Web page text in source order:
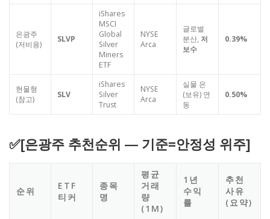
은광주
(저비용)
SLVP
iShares
MSCI
Global
Silver
Miners
ETF
NYSE
Arca
글로벌
분산, 저
보수
0.39%
현물형
(참고)
SLV
iShares
Silver
Trust
NYSE
Arca
실물 은
(보유) 연
동
0.50%
✅[은광주 추천순위 — 기준=안정성 위주]
순위
ETF
티커
종목
명
평균
거래
량
(1M)
1년
수익
률
추천
사유
(요약)